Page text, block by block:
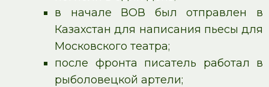
в начале ВОВ был отправлен в
Казахстан для написания пьесы для
Московского театра;
после фронта писатель работал в
рыболовецкой артели;